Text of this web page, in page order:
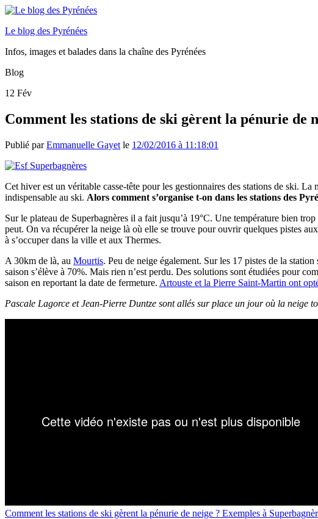
Le blog des Pyrénées
Infos, images et balades dans la chaîne des Pyrénées
Blog
12 Fév
Comment les stations de ski gèrent la pénurie de
Publié parEmmanuelle Gayet le 12/02/2016 à 11:18:01
Cet hiver est un véritable casse-tête pour les gestionnaires des stations de ski.
indispensable au ski. Alors comment s’organise t-on dans les stations des
Sur le plateau de Superbagnères il a fait jusqu’à 19°C. Une température bien
peut. On va récupérer la neige là où elle se trouve pour ouvrir quelques pistes
à s’occuper dans la ville et aux Thermes.
A 30km de là, au Mourtis. Peu de neige également. Sur les 17 pistes de la
saison s’élève à 70%. Mais rien n’est perdu. Des solutions sont étudiées pour
saison en reportant la date de fermeture. Artouste et la Pierre Saint-Martin ont
Pascale Lagorce et Jean-Pierre Duntze sont allés sur place un jour où la neige
Comment les stations de ski gèrent la pénurie de neige ? Exemples à